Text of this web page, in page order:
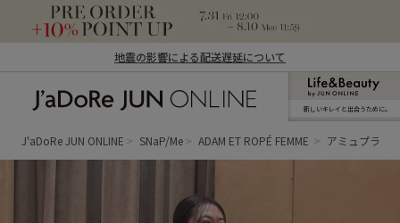
地震の影響による配送遅延について
ン オンライン）
新しいキレイと出合うために。
J'aDoRe JUN ONLINE SNaP/Me ADAM ET ROPÉ FEMME アミュプラザ